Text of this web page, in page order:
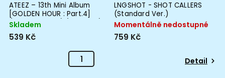
ATEEZ – 13th Mini Album
[GOLDEN HOUR : Part.4]
(DIGIPACK VER.) (RANDOM)
Skladem
539 Kč
LNGSHOT - SHOT CALLERS
(Standard Ver.)
Momentálně nedostupné
759 Kč
Detail